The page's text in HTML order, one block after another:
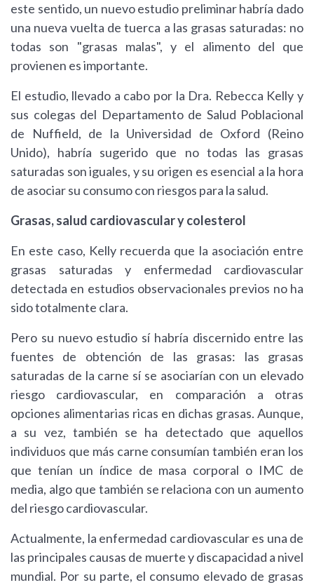
este sentido, un nuevo estudio preliminar habría dado
una nueva vuelta de tuerca a las grasas saturadas: no
todas son "grasas malas", y el alimento del que
provienen es importante.
El estudio, llevado a cabo por la Dra. Rebecca Kelly y
sus colegas del Departamento de Salud Poblacional
de Nuffield, de la Universidad de Oxford (Reino
Unido), habría sugerido que no todas las grasas
saturadas son iguales, y su origen es esencial a la hora
de asociar su consumo con riesgos para la salud.
Grasas, salud cardiovascular y colesterol
En este caso, Kelly recuerda que la asociación entre
grasas saturadas y enfermedad cardiovascular
detectada en estudios observacionales previos no ha
sido totalmente clara.
Pero su nuevo estudio sí habría discernido entre las
fuentes de obtención de las grasas: las grasas
saturadas de la carne sí se asociarían con un elevado
riesgo cardiovascular, en comparación a otras
opciones alimentarias ricas en dichas grasas. Aunque,
a su vez, también se ha detectado que aquellos
individuos que más carne consumían también eran los
que tenían un índice de masa corporal o IMC de
media, algo que también se relaciona con un aumento
del riesgo cardiovascular.
Actualmente, la enfermedad cardiovascular es una de
las principales causas de muerte y discapacidad a nivel
mundial. Por su parte, el consumo elevado de grasas